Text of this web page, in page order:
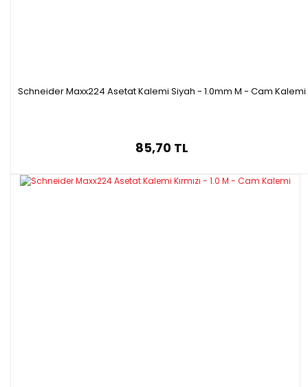
Schneider Maxx224 Asetat Kalemi Siyah - 1.0mm M - Cam Kalemi
85,70 TL